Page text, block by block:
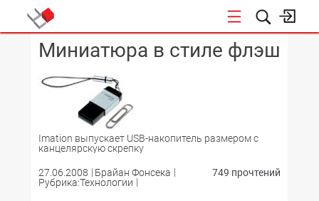
КОНФЕРЕНЦИИ
Миниатюра в стиле флэш
Imation выпускает USB-накопитель размером с
канцелярскую скрепку
27.06.2008
Брайан Фонсека
Рубрика:Технологии
749 прочтений